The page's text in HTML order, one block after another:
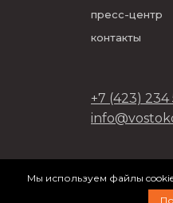
пресс-центр
контакты
+7 (423) 234
разработано в
Мы используем файлы